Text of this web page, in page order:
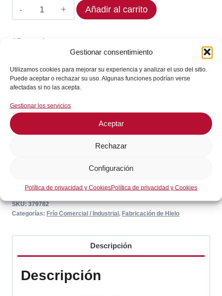
Gestionar consentimiento
Utilizamos cookies para mejorar su experiencia y analizar el uso del sitio.
Puede aceptar o rechazar su uso. Algunas funciones podrían verse
afectadas si no las acepta.
Gestionar los servicios
Aceptar
Rechazar
Configuración
Política de privacidad y CookiesPolítica de privacidad y Cookies
Sonda
EVCO
a
+110°C
Añadir al carrito
En stock
Consultar en WhatsApp
GARANTÍA DE SEGURIDAD EN EL PAGO
SKU:379782
Categorías: Frío Comercial / Industrial , Fabricación de Hielo
Descripción
Descripción